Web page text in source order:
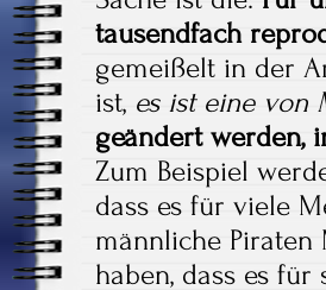
tausendfach
gemeißelt in der
ist, es ist eine von
geändert werden,
Zum Beispiel
dass es für viele
männliche Piraten
haben, dass es